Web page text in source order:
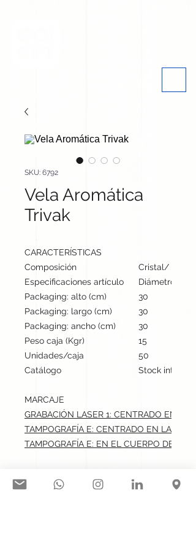
SKU: 6792
Vela Aromática
Trivak
CARACTERÍSTICAS
Composición
Cristal/ Bambú
Especificaciones artículo
Diámetro: 7
Packaging: alto (cm)
30
Packaging: largo (cm)
30
Packaging: ancho (cm)
30
Peso caja (Kgr)
15
Unidades/caja
50
Catálogo
Stock
MARCAJE
GRABACIÓN LASER 1: CENTRADO EN LA
TAMPOGRAFÍA E: CENTRADO EN LA
TAMPOGRAFÍA E: EN EL CUERPO DE LA